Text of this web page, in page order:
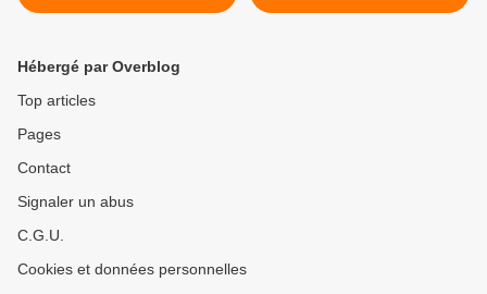
05/07/2026 à 20h45 sur
France) sur TF1, le Tour de
Hébergé par Overblog
Top articles
Pages
Contact
Signaler un abus
C.G.U.
Cookies et données personnelles